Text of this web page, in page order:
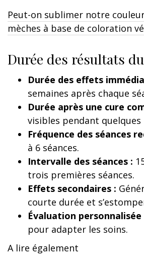
Peut-on sublimer notre
mèches à base de coloration
Durée des résultats
Durée des effets
semaines après chaque
Durée après une cure
visibles pendant quelques
Fréquence des séances
à 6 séances.
Intervalle des séances :
trois premières séances.
Effets secondaires :
courte durée et
Évaluation personnalisée
pour adapter les soins.
A lire également